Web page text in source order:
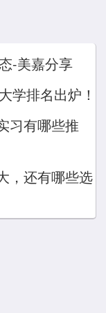
-美嘉分享
学排名出炉！
习有哪些推
，还有哪些选